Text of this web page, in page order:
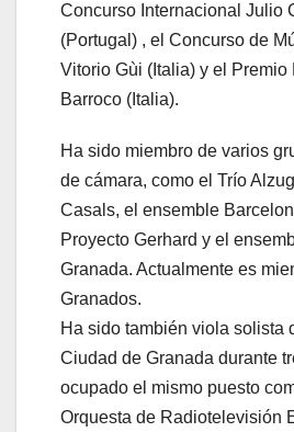
Concurso Internacional Julio
(Portugal) , el Concurso de
Vitorio Gùi (Italia) y el
Barroco (Italia).
Ha sido miembro de varios
de cámara, como el Trío
Casals, el ensemble
Proyecto Gerhard y el
Granada. Actualmente es
Granados.
Ha sido también viola solista
Ciudad de Granada durante
ocupado el mismo puesto
Orquesta de Radiotelevisión